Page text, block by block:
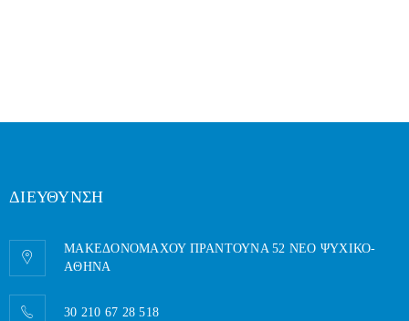
ΔΙΕΥΘΥΝΣΗ
ΜΑΚΕΔΟΝΟΜΑΧΟΥ ΠΡΑΝΤΟΥΝΑ 52 ΝΕΟ ΨΥΧΙΚΟ-
AΘΗΝΑ
30 210 67 28 518